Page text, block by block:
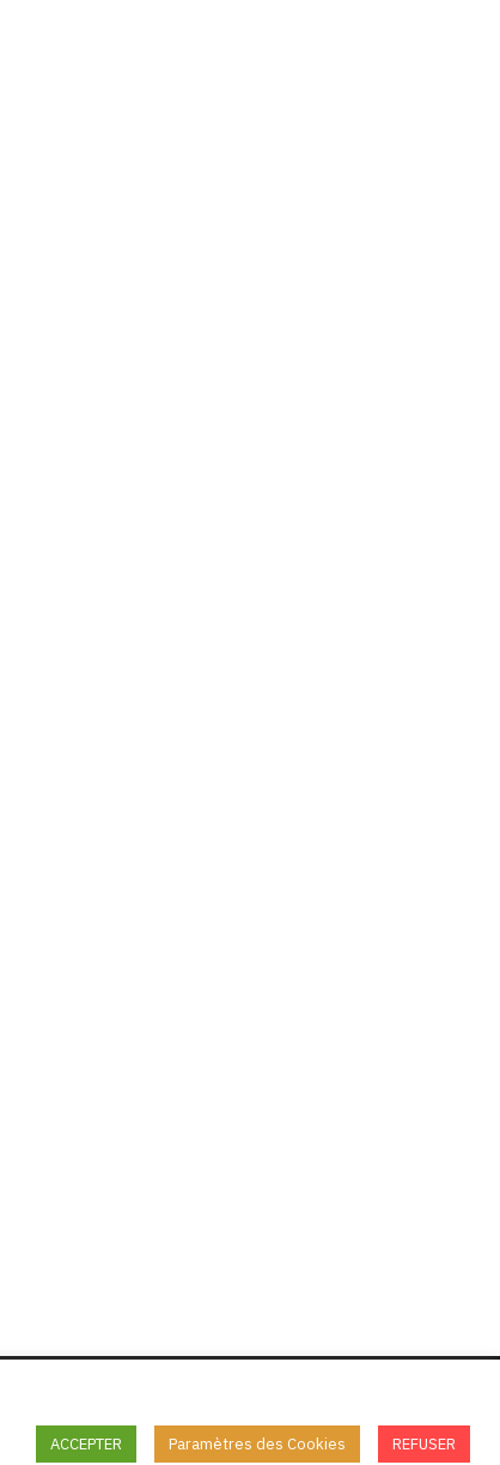
ACCEPTER Paramètres des Cookies REFUSER